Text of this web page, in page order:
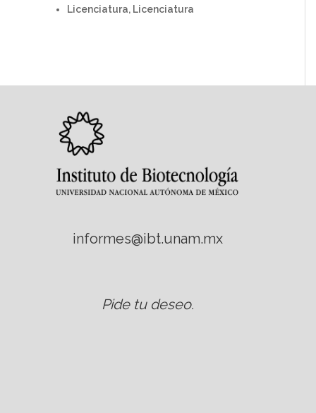
Licenciatura, Licenciatura
informes@ibt.unam.mx
Pide tu deseo.